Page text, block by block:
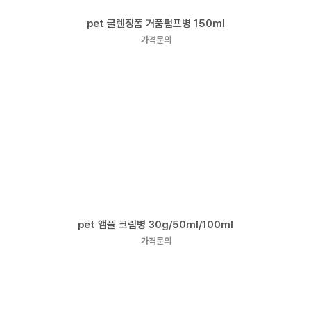
pet 클렌징폼 거품펌프병 150ml
가격문의
pet 앰플 크림병 30g/50ml/100ml
가격문의